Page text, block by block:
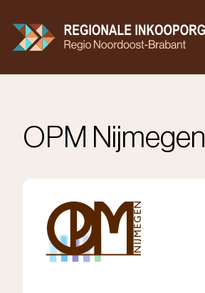
naar
inhoud
OPM Nijmegen